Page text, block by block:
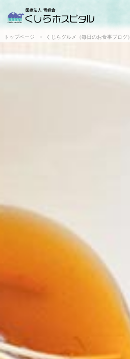
トップページ くじらグルメ（毎日のお食事ブログ）